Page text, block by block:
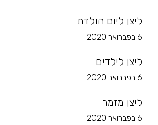
ליצן ליום הולדת
6 בפברואר 2020
ליצן לילדים
6 בפברואר 2020
ליצן מזמר
6 בפברואר 2020